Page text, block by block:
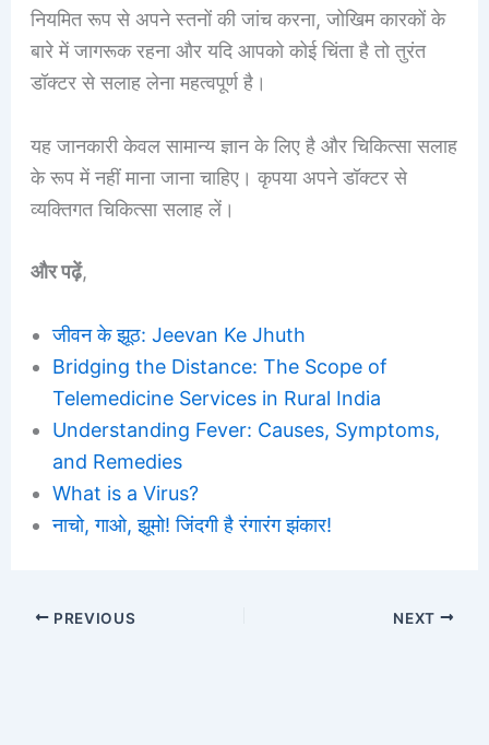
नियमित रूप से अपने स्तनों की जांच करना, जोखिम कारकों के
बारे में जागरूक रहना और यदि आपको कोई चिंता है तो तुरंत
डॉक्टर से सलाह लेना महत्वपूर्ण है।
यह जानकारी केवल सामान्य ज्ञान के लिए है और चिकित्सा सलाह
के रूप में नहीं माना जाना चाहिए। कृपया अपने डॉक्टर से
व्यक्तिगत चिकित्सा सलाह लें।
और पढ़ें,
जीवन के झूठ: Jeevan Ke Jhuth
Bridging the Distance: The Scope of
Telemedicine Services in Rural India
Understanding Fever: Causes, Symptoms,
and Remedies
What is a Virus?
नाचो, गाओ, झूमो! जिंदगी है रंगारंग झंकार!
PREVIOUS NEXT